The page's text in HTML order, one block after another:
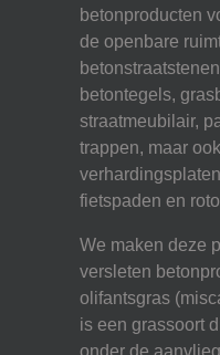
betonproducten
de openbare
betontegels,
straatmeubilair,
trappen, maar
fietspaden en
We maken deze
versleten
olifantsgras
is een grassoort
onder de